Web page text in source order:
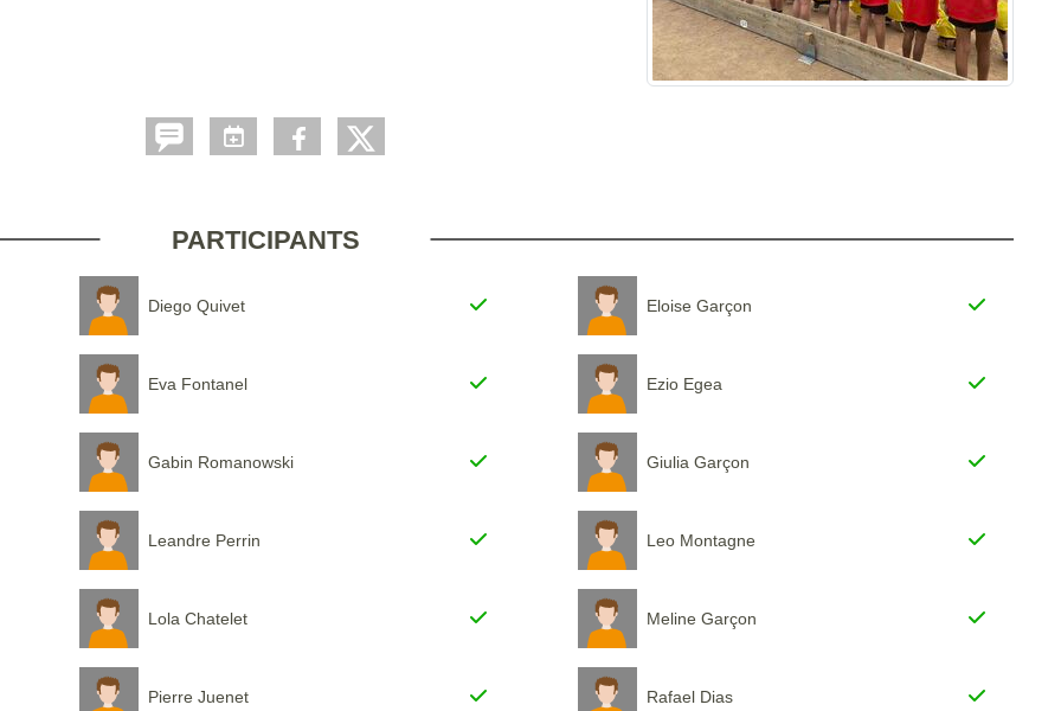
PARTICIPANTS
Diego Quivet Eloise Garçon
Eva Fontanel Ezio Egea
Gabin Romanowski Giulia Garçon
Leandre Perrin Leo Montagne
Lola Chatelet Meline Garçon
Pierre Juenet Rafael Dias